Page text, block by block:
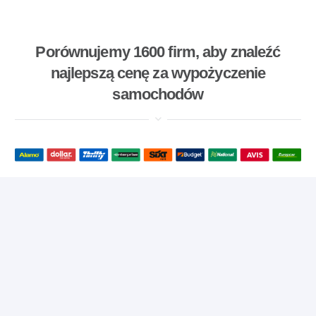
Porównujemy 1600 firm, aby znaleźć
najlepszą cenę za wypożyczenie
samochodów